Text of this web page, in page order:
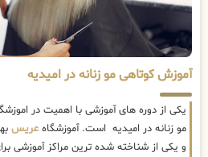
آموزش کوتاهی مو زنانه در امیدیه
یکی از دوره های آموزشی با اهمیت در
مو زنانه در امیدیه است. آموزشگاه عریس
و یکی از شناخته شده ترین مراکز آموزشی